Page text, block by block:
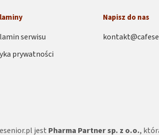
serwisu
prywatności
Napisz do nas
jest Pharma Partner sp. z o.o.,